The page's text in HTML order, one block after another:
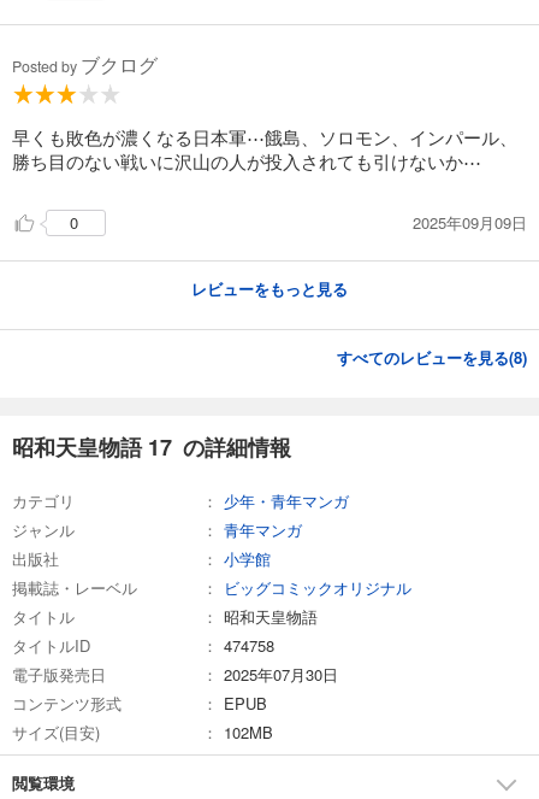
Posted by ブクログ
早くも敗色が濃くなる日本軍⋯餓島、ソロモン、インパール、
勝ち目のない戦いに沢山の人が投入されても引けないか⋯
0 2025年09月09日
レビューをもっと見る
すべてのレビューを見る(8)
昭和天皇物語 17 の詳細情報
カテゴリ
少年・青年マンガ
ジャンル
青年マンガ
出版社
小学館
掲載誌・レーベル
ビッグコミックオリジナル
タイトル
昭和天皇物語
タイトルID
474758
電子版発売日
2025年07月30日
コンテンツ形式
EPUB
サイズ(目安)
102MB
閲覧環境